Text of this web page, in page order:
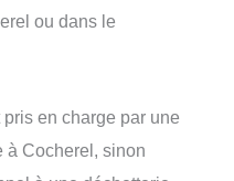
ou dans le
en charge par une
à Cocherel, sinon